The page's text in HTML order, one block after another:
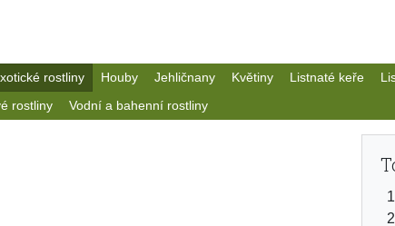
rostliny Houby Jehličnany Květiny Listnaté keře
rostliny Vodní a bahenní rostliny